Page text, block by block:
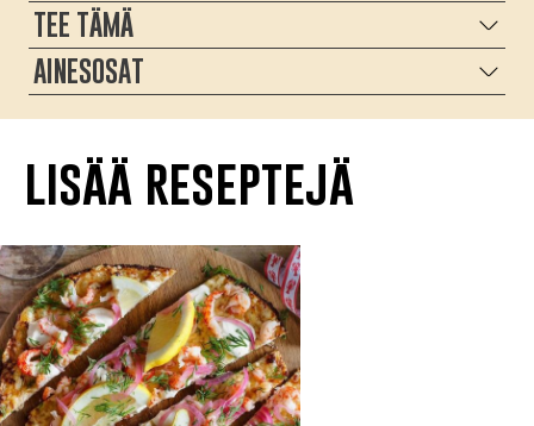
TEE TÄMÄ
AINESOSAT
lisää reseptejä